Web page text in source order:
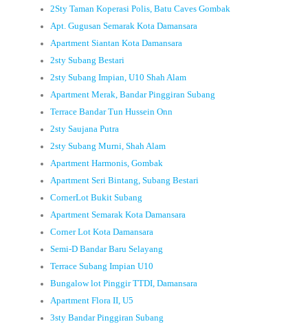
2Sty Taman Koperasi Polis, Batu Caves Gombak
Apt. Gugusan Semarak Kota Damansara
Apartment Siantan Kota Damansara
2sty Subang Bestari
2sty Subang Impian, U10 Shah Alam
Apartment Merak, Bandar Pinggiran Subang
Terrace Bandar Tun Hussein Onn
2sty Saujana Putra
2sty Subang Murni, Shah Alam
Apartment Harmonis, Gombak
Apartment Seri Bintang, Subang Bestari
CornerLot Bukit Subang
Apartment Semarak Kota Damansara
Corner Lot Kota Damansara
Semi-D Bandar Baru Selayang
Terrace Subang Impian U10
Bungalow lot Pinggir TTDI, Damansara
Apartment Flora II, U5
3sty Bandar Pinggiran Subang